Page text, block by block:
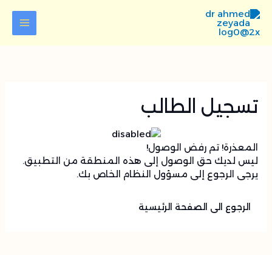
إلى
المحتوى
تسجيل الطالب
المعذرة! تم رفض الوصول!
ليس لديك حق الوصول إلى هذه المنطقة من التطبيق.
يرجى الرجوع إلى مسؤول النظام الخاص بك.
الرجوع الى الصفحة الرئيسية